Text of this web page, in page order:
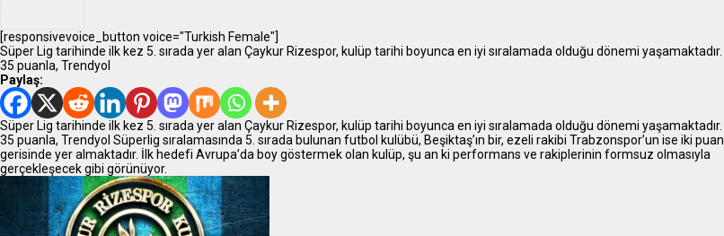
[responsivevoice_button voice="Turkish Female"]
Süper Lig tarihinde ilk kez 5. sırada yer alan Çaykur Rizespor, kulüp tarihi boyunca en iyi sıralamada olduğu dönemi yaşamaktadır.
35 puanla, Trendyol
Paylaş:
Süper Lig tarihinde ilk kez 5. sırada yer alan Çaykur Rizespor, kulüp tarihi boyunca en iyi sıralamada olduğu dönemi yaşamaktadır.
35 puanla, Trendyol Süperlig sıralamasında 5. sırada bulunan futbol kulübü, Beşiktaş’ın bir, ezeli rakibi Trabzonspor’un ise iki puan
gerisinde yer almaktadır. İlk hedefi Avrupa’da boy göstermek olan kulüp, şu an ki performans ve rakiplerinin formsuz olmasıyla
gerçekleşecek gibi görünüyor.